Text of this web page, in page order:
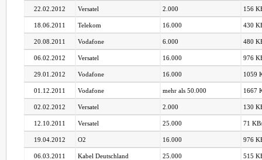
22.02.2012 Versatel 2.000 156
18.06.2011 Telekom 16.000 430
20.08.2011 Vodafone 6.000 480
06.02.2012 Versatel 16.000 976
29.01.2012 Vodafone 16.000 1059
01.12.2011 Vodafone mehr als 50.000 1667
02.02.2012 Versatel 2.000 130
12.10.2011 Versatel 25.000 71
19.04.2012 O2 16.000 976
06.03.2011 Kabel Deutschland 25.000 515